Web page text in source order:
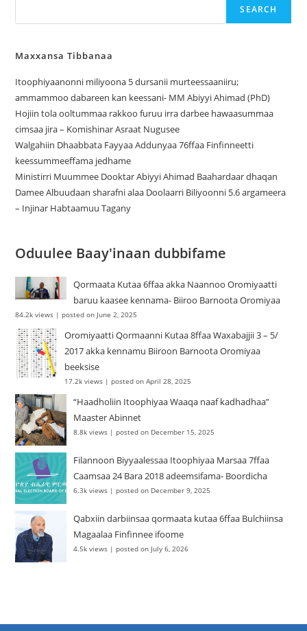
SEARCH
Maxxansa Tibbanaa
Itoophiyaanonni miliyoona 5 dursanii murteessaaniiru;
ammammoo dabareen kan keessani- MM Abiyyi Ahimad (PhD)
Hojiin tola ooltummaa rakkoo furuu irra darbee hawaasummaa
cimsaa jira – Komishinar Asraat Nugusee
Walgahiin Dhaabbata Fayyaa Addunyaa 76ffaa Finfinneetti
keessummeeffama jedhame
Ministirri Muummee Dooktar Abiyyi Ahimad Baahardaar dhaqan
Damee Albuudaan sharafni alaa Doolaarri Biliyoonni 5.6 argameera
– Injinar Habtaamuu Tagany
Oduulee Baay'inaan dubbifame
Qormaata Kutaa 6ffaa akka Naannoo Oromiyaatti
baruu kaasee kennama- Biiroo Barnoota Oromiyaa
84.2k views |posted on June 2, 2025
Oromiyaatti Qormaanni Kutaa 8ffaa Waxabajjii 3 – 5/
2017 akka kennamu Biiroon Barnoota Oromiyaa
beeksise
17.2k views |posted on April 28, 2025
“Haadholiin Itoophiyaa Waaqa naaf kadhadhaa”
Maaster Abinnet
8.8k views |posted on December 15, 2025
Filannoon Biyyaalessaa Itoophiyaa Marsaa 7ffaa
Caamsaa 24 Bara 2018 adeemsifama- Boordicha
6.3k views |posted on December 9, 2025
Qabxiin darbiinsaa qormaata kutaa 6ffaa Bulchiinsa
Magaalaa Finfinnee ifoome
4.5k views |posted on July 6, 2026